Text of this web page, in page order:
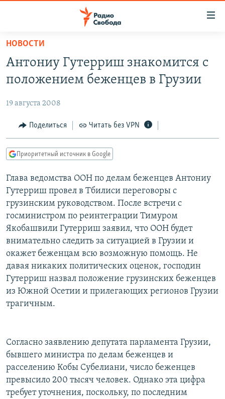
упрощенного
доступа
основному
Вернутся
главной
навигации
Вернутся
поиску
ПОДКАСТЫ
ЦИТАТЫ СВОБОДЫ
МНЕНИЯ
IDEL.РЕАЛИИ
КАВКАЗ.РЕАЛИИ
СЕВЕР.РЕАЛИИ
СИБИРЬ.РЕАЛИИ
РАСПИСАНИЕ ВЕЩАНИЯ
ПОДПИШИТЕСЬ НА РАССЫЛКУ
СОЦИАЛЬНЫЕ СЕТИ
Все сайты РСЕ/РС
НОВОСТИ
Антониу Гутерриш знакомится с
положением беженцев в Грузии
19 августа 2008
Поделиться Читать без VPN
Приоритетный источник в Google
Глава ведомства ООН по делам беженцев Антониу
Гутерриш провел в Тбилиси переговоры с
грузинским руководством. После встречи с
госминистром по реинтеграции Тимуром
Якобашвили Гутерриш заявил, что ООН будет
внимательно следить за ситуацией в Грузии и
окажет беженцам всю возможную помощь. Не
давая никаких политических оценок, господин
Гутерриш назвал положение грузинских беженцев
из Южной Осетии и прилегающих регионов Грузии
трагичным.
Согласно заявлению депутата парламента Грузии,
бывшего министра по делам беженцев и
расселению Кобы Субелиани, число беженцев
превысило 200 тысяч человек. Однако эта цифра
требует уточнения, поскольку, по последним